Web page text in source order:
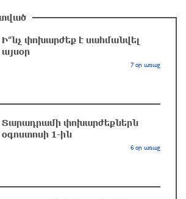
4 ժամ առաջ
Մոնթե Մուրադյանն ու Սյունե
հաղթահարել են Արարատի
մարզում․ փրկարարները
դուրս են բերել արգելափակումից
Ի՞նչ փոխարժեք է սահմանվել
այսօր
7 օր առաջ
Տարադրամի փոխարժեքներն
օգոստոսի 1-ին
6 օր առաջ